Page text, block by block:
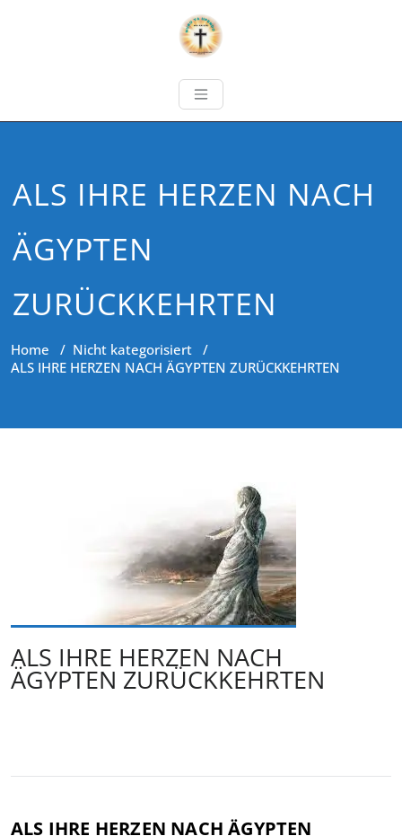
ALS IHRE HERZEN NACH
ÄGYPTEN
ZURÜCKKEHRTEN
Home / Nicht kategorisiert /
ALS IHRE HERZEN NACH ÄGYPTEN ZURÜCKKEHRTEN
ALS IHRE HERZEN NACH
ÄGYPTEN ZURÜCKKEHRTEN
ALS IHRE HERZEN NACH ÄGYPTEN